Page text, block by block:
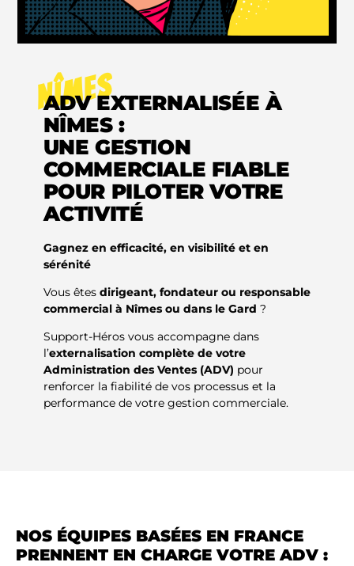
ADV EXTERNALISÉE À
NÎMES :
UNE GESTION
COMMERCIALE FIABLE
POUR PILOTER VOTRE
ACTIVITÉ
NÎMES
Gagnez en efficacité, en visibilité et en
sérénité
Vous êtes dirigeant, fondateur ou responsable
commercial à Nîmes ou dans le Gard ?
Support-Héros vous accompagne dans
l’externalisation complète de votre
Administration des Ventes (ADV) pour
renforcer la fiabilité de vos processus et la
performance de votre gestion commerciale.
NOS ÉQUIPES BASÉES EN FRANCE
PRENNENT EN CHARGE VOTRE ADV :